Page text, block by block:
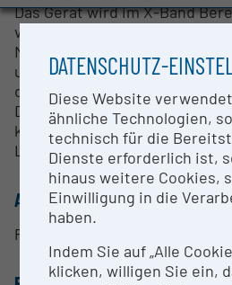
Das Gerät wird im X-Band
verfügt über Erweiterungen,
Messungen im
und 500 K durchzuführen.
des Hohlraumresonantoren
Durchführung von ESR-
kontrollierbarer
Lichtanregung.
ANSPRECHPERSON
Prof. Dr. Oliver Diwald
DATENSCHUTZ-
Diese Website
ähnliche Technologien,
technisch für die
Dienste erforderlich ist,
hinaus weitere Cookies,
Einwilligung in die
haben.
Indem Sie auf „Alle
klicken, willigen Sie ein,